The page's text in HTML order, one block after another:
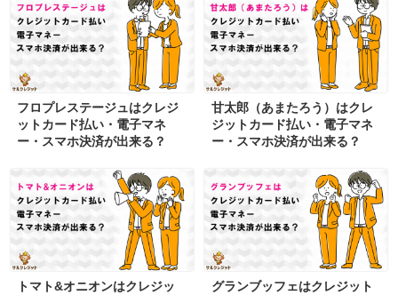
フロプレステージュはクレジ
ットカード払い・電子マネ
ー・スマホ決済が出来る？
甘太郎（あまたろう）はクレ
ジットカード払い・電子マネ
ー・スマホ決済が出来る？
トマト&オニオンはクレジッ
グランブッフェはクレジット